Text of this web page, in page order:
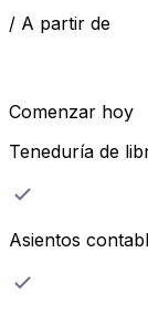
/ A partir de
Comenzar hoy
Teneduría de
Asientos